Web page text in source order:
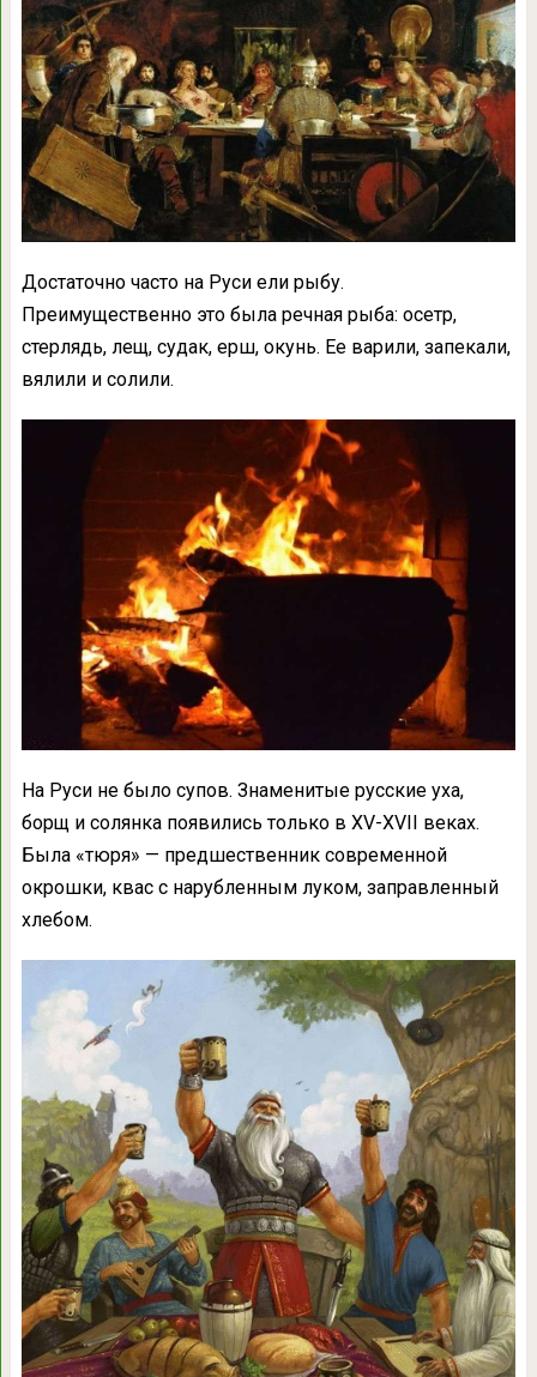
Достаточно часто на Руси ели рыбу.
Преимущественно это была речная рыба: осетр,
стерлядь, лещ, судак, ерш, окунь. Ее варили, запекали,
вялили и солили.
На Руси не было супов. Знаменитые русские уха,
борщ и солянка появились только в XV-XVII веках.
Была «тюря» — предшественник современной
окрошки, квас с нарубленным луком, заправленный
хлебом.